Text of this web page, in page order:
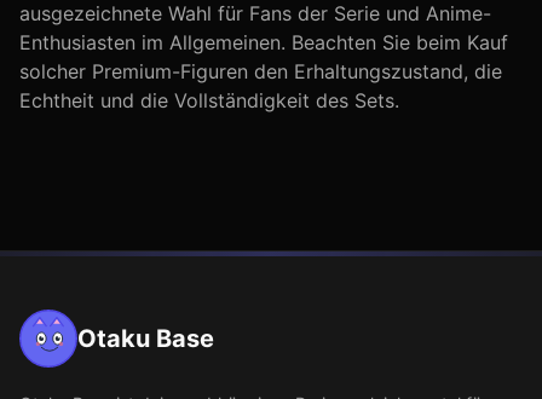
ausgezeichnete Wahl für Fans der Serie und Anime-
Enthusiasten im Allgemeinen. Beachten Sie beim Kauf
solcher Premium-Figuren den Erhaltungszustand, die
Echtheit und die Vollständigkeit des Sets.
Otaku Base